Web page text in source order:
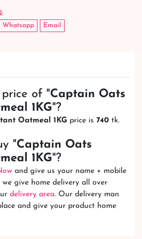
Whatsapp Email
of "Captain Oats
1KG"?
Oatmeal 1KG price is 740 tk.
"Captain Oats
1KG"?
and give us your name + mobile
we give home delivery all over
delivery area. Our delivery man
and give your product home